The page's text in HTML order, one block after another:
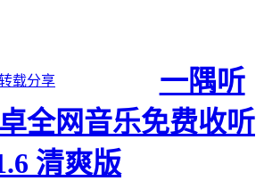
载分享
一隅听
全网音乐免费收听
清爽版